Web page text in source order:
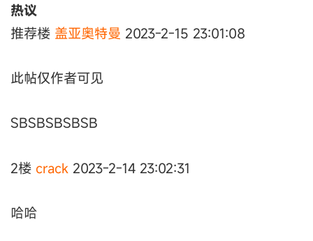
热议
推荐楼 盖亚奥特曼 2023-2-15 23:01:08
此帖仅作者可见
SBSBSBSBSB
2楼 crack 2023-2-14 23:02:31
哈哈